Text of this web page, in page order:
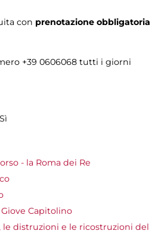
con prenotazione obbligatoria
+39 0606068 tutti i giorni
Sì
- la Roma dei Re
Capitolino
le distruzioni e le ricostruzioni del